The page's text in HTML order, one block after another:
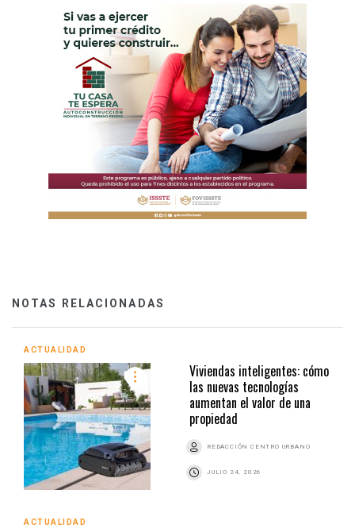
NOTAS RELACIONADAS
ACTUALIDAD
Viviendas inteligentes: cómo
las nuevas tecnologías
aumentan el valor de una
propiedad
REDACCIÓN CENTRO URBANO
JULIO 24, 2026
ACTUALIDAD